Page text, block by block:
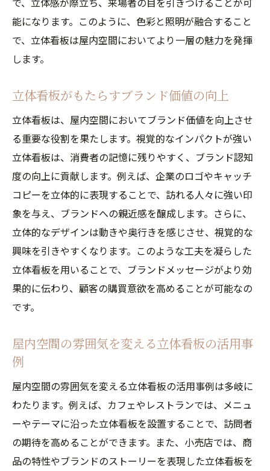
立体看板で視覚体験を強化する技術
立体看板による印象深い空間作り
視覚的インパクトがビジネスに与える効果
立体看板で訪れる人々の心を掴む戦略
立体看板と顧客エンゲージメントの向上
立体看板で訪問者の注意を引く方法
立体看板を通じて顧客とのつながりを深め
る
消費者の心を動かす立体看板の要素
立体看板でブランドへの共感を生む戦略
立体看板を用いた効果的な屋内空間の演出法
立体看板で空間のテーマを演出するテクニ
ック
空間の雰囲気を一新する立体看板の使い方
立体看板を活用した空間演出の成功事例
立体看板で空間体験を豊かにする方法
能になります。このように、色彩と照明が融合すること
で、立体看板は屋内空間においてより一層の魅力を発揮
します。
立体看板がもたらすブランド価値の向上
立体看板は、屋内空間においてブランド価値を向上させ
る重要な役割を果たします。視覚的なインパクトが強い
立体看板は、消費者の記憶に残りやすく、ブランド認知
度の向上に貢献します。例えば、企業のロゴやキャッチ
コピーを立体的に表現することで、訪れる人々に強い印
象を与え、ブランドへの親近感を醸成します。さらに、
立体的なデザインは動きや奥行きを感じさせ、視覚的な
興味を引きやすくなります。このような工夫を凝らした
立体看板を用いることで、ブランドメッセージがより効
果的に伝わり、顧客の購買意欲を高めることが可能なの
です。
屋内空間の雰囲気を変える立体看板の活用事
例
屋内空間の雰囲気を変える立体看板の活用事例は多岐に
わたります。例えば、カフェやレストランでは、メニュ
ーやテーマに沿った立体看板を設置することで、訪問者
の期待を高めることができます。また、小売店では、商
品の特性やブランドのストーリーを表現した立体看板を